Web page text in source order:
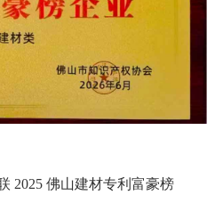
2025 佛山建材专利富豪榜